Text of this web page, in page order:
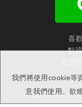
我們將使用cookie等
意我們使用。欲
喜
點
您的
Copyright ©